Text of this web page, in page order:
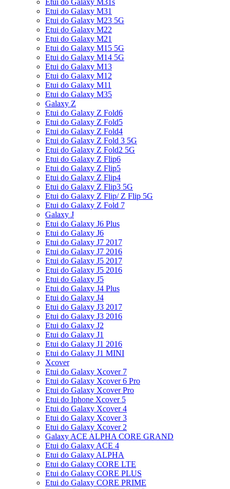
Etui do Galaxy M31s
Etui do Galaxy M31
Etui do Galaxy M23 5G
Etui do Galaxy M22
Etui do Galaxy M21
Etui do Galaxy M15 5G
Etui do Galaxy M14 5G
Etui do Galaxy M13
Etui do Galaxy M12
Etui do Galaxy M11
Etui do Galaxy M35
Galaxy Z
Etui do Galaxy Z Fold6
Etui do Galaxy Z Fold5
Etui do Galaxy Z Fold4
Etui do Galaxy Z Fold 3 5G
Etui do Galaxy Z Fold2 5G
Etui do Galaxy Z Flip6
Etui do Galaxy Z Flip5
Etui do Galaxy Z Flip4
Etui do Galaxy Z Flip3 5G
Etui do Galaxy Z Flip/ Z Flip 5G
Etui do Galaxy Z Fold 7
Galaxy J
Etui do Galaxy J6 Plus
Etui do Galaxy J6
Etui do Galaxy J7 2017
Etui do Galaxy J7 2016
Etui do Galaxy J5 2017
Etui do Galaxy J5 2016
Etui do Galaxy J5
Etui do Galaxy J4 Plus
Etui do Galaxy J4
Etui do Galaxy J3 2017
Etui do Galaxy J3 2016
Etui do Galaxy J2
Etui do Galaxy J1
Etui do Galaxy J1 2016
Etui do Galaxy J1 MINI
Xcover
Etui do Galaxy Xcover 7
Etui do Galaxy Xcover 6 Pro
Etui do Galaxy Xcover Pro
Etui do Iphone Xcover 5
Etui do Galaxy Xcover 4
Etui do Galaxy Xcover 3
Etui do Galaxy Xcover 2
Galaxy ACE ALPHA CORE GRAND
Etui do Galaxy ACE 4
Etui do Galaxy ALPHA
Etui do Galaxy CORE LTE
Etui do Galaxy CORE PLUS
Etui do Galaxy CORE PRIME